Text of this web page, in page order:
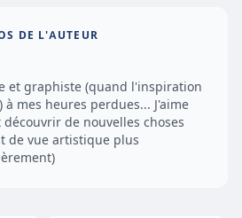
DE L'AUTEUR
et graphiste (quand l'inspiration
à mes heures perdues... J'aime
de nouvelles choses
de vue artistique plus